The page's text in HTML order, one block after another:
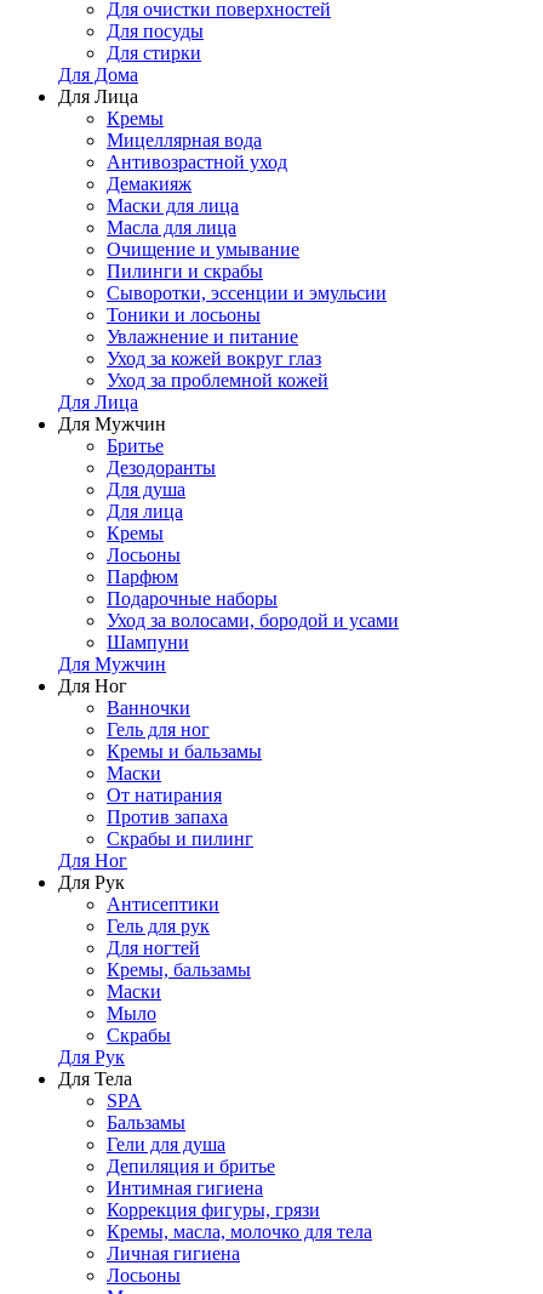
Для очистки поверхностей
Для посуды
Для стирки
Для Дома
Для Лица
Кремы
Мицеллярная вода
Антивозрастной уход
Демакияж
Маски для лица
Масла для лица
Очищение и умывание
Пилинги и скрабы
Сыворотки, эссенции и эмульсии
Тоники и лосьоны
Увлажнение и питание
Уход за кожей вокруг глаз
Уход за проблемной кожей
Для Лица
Для Мужчин
Бритье
Дезодоранты
Для душа
Для лица
Кремы
Лосьоны
Парфюм
Подарочные наборы
Уход за волосами, бородой и усами
Шампуни
Для Мужчин
Для Ног
Ванночки
Гель для ног
Кремы и бальзамы
Маски
От натирания
Против запаха
Скрабы и пилинг
Для Ног
Для Рук
Антисептики
Гель для рук
Для ногтей
Кремы, бальзамы
Маски
Мыло
Скрабы
Для Рук
Для Тела
SPA
Бальзамы
Гели для душа
Депиляция и бритье
Интимная гигиена
Коррекция фигуры, грязи
Кремы, масла, молочко для тела
Личная гигиена
Лосьоны